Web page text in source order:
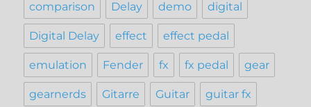
comparison Delay demo digital
Digital Delay effect effect pedal
emulation Fender fx fx pedal gear
gearnerds Gitarre Guitar guitar fx